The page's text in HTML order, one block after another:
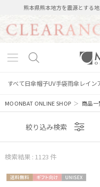
熊本県熊本地方を震源とする
すべて日傘帽子UV手袋雨傘 レイン
MOONBAT ONLINE SHOP ＞商品一
表示
おすすめ
絞り込み検索
検索結果 : 1123 件